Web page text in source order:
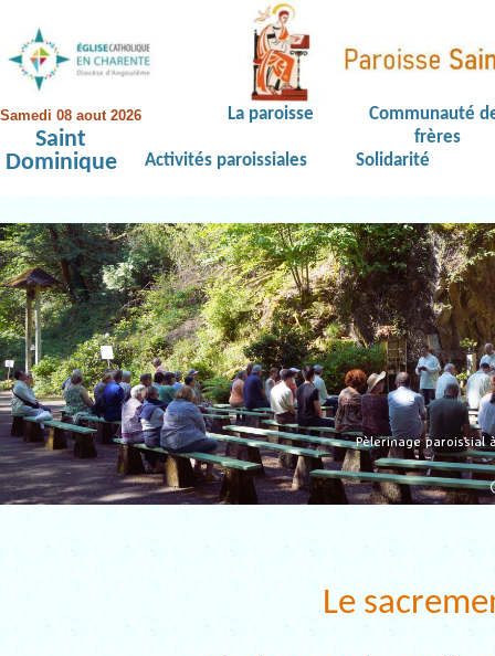
Samedi 08 aout 2026
Saint
Dominique
La paroisse
Communauté
frères
Activités paroissiales
Solidarité
Pèlerinage
Le